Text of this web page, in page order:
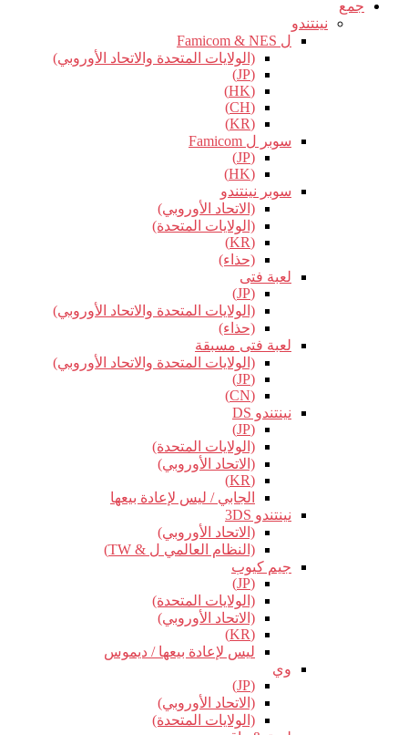
جمع
نينتندو
ل Famicom & NES
(الولايات المتحدة والاتحاد الأوروبي)
(JP)
(HK)
(CH)
(KR)
سوبر ل Famicom
(JP)
(HK)
سوبر نينتندو
(الاتحاد الأوروبي)
(الولايات المتحدة)
(KR)
(حذاء)
لعبة فتى
(JP)
(الولايات المتحدة والاتحاد الأوروبي)
(حذاء)
لعبة فتى مسبقة
(الولايات المتحدة والاتحاد الأوروبي)
(JP)
(CN)
نينتندو DS
(JP)
(الولايات المتحدة)
(الاتحاد الأوروبي)
(KR)
الجابي / ليس لإعادة بيعها
نينتندو 3DS
(الاتحاد الأوروبي)
(النظام العالمي ل & TW)
جيم كيوب
(JP)
(الولايات المتحدة)
(الاتحاد الأوروبي)
(KR)
ليس لإعادة بيعها / ديموس
وي
(JP)
(الاتحاد الأوروبي)
(الولايات المتحدة)